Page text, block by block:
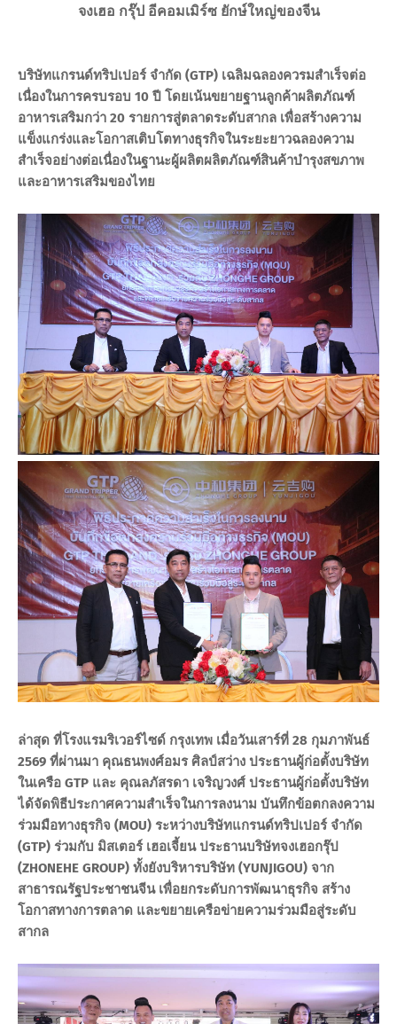
จงเฮอ กรุ๊ป อีคอมเมิร์ซ ยักษ์ใหญ่ของจีน
บริษัทแกรนด์ทริปเปอร์ จำกัด (GTP) เฉลิมฉลองควรมสำเร็จต่อ
เนื่องในการครบรอบ 10 ปี โดยเน้นขยายฐานลูกค้าผลิตภัณฑ์
อาหารเสริมกว่า 20 รายการสู่ตลาดระดับสากล เพื่อสร้างความ
แข็งแกร่งและโอกาสเติบโตทางธุรกิจในระยะยาวฉลองความ
สำเร็จอย่างต่อเนื่องในฐานะผู้ผลิตผลิตภัณฑ์สินค้าบำรุงสขภาพ
และอาหารเสริมของไทย
ล่าสุด ที่โรงแรมริเวอร์ไซด์ กรุงเทพ เมื่อวันเสาร์ที่ 28 กุมภาพันธ์
2569 ที่ผ่านมา คุณธนพงศ์อมร ศิลป์สว่าง ประธานผู้ก่อตั้งบริษัท
ในเครือ GTP และ คุณลภัสรดา เจริญวงศ์ ประธานผู้ก่อตั้งบริษัท
ได้จัดพิธีประกาศความสำเร็จในการลงนาม บันทึกข้อตกลงความ
ร่วมมือทางธุรกิจ (MOU) ระหว่างบริษัทแกรนด์ทริปเปอร์ จำกัด
(GTP) ร่วมกับ มิสเตอร์ เฮอเจี้ยน ประธานบริษัทจงเฮอกรุ๊ป
(ZHONEHE GROUP) ทั้งยังบริหารบริษัท (YUNJIGOU) จาก
สาธารณรัฐประชาชนจีน เพื่อยกระดับการพัฒนาธุรกิจ สร้าง
โอกาสทางการตลาด และขยายเครือข่ายความร่วมมือสู่ระดับ
สากล